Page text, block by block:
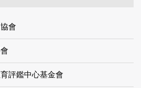
會
評鑑中心基金會